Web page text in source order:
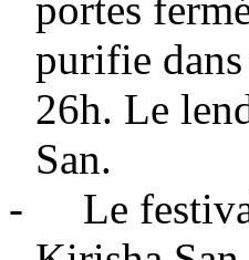
purifie
26h. Le
San.
-
Le